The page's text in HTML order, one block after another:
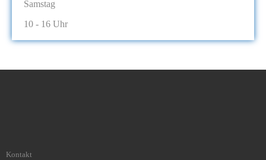
Samstag
10 - 16 Uhr
Kontakt